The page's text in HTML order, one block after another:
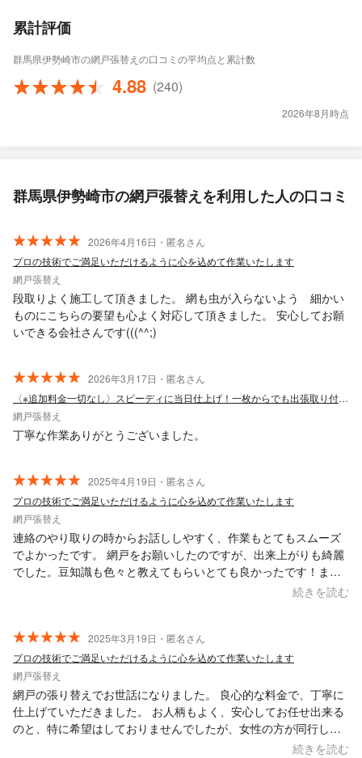
累計評価
群馬県伊勢崎市の網戸張替えの口コミの平均点と累計数
4.88 (240)
2026年8月時点
群馬県伊勢崎市の網戸張替えを利用した人の口コミ
2026年4月16日・匿名さん
プロの技術でご満足いただけるように心を込めて作業いたします
網戸張替え
段取りよく施工して頂きました。 網も虫が入らないよう 細かい
ものにこちらの要望も心よく対応して頂きました。 安心してお願
いできる会社さんです(((^^;)
2026年3月17日・匿名さん
〈※追加料金一切なし〉スピーディに当日仕上げ！一枚からでも出張取り付け致します！
網戸張替え
丁寧な作業ありがとうございました。
2025年4月19日・匿名さん
プロの技術でご満足いただけるように心を込めて作業いたします
網戸張替え
連絡のやり取りの時からお話ししやすく、作業もとてもスムーズ
でよかったです。 網戸をお願いしたのですが、出来上がりも綺麗
でした。豆知識も色々と教えてもらいとても良かったです！また
続きを読む
2025年3月19日・匿名さん
プロの技術でご満足いただけるように心を込めて作業いたします
網戸張替え
網戸の張り替えでお世話になりました。 良心的な料金で、丁寧に
仕上げていただきました。 お人柄もよく、安心してお任せ出来る
のと、特に希望はしておりませんでしたが、女性の方が同行して
いたので、男性のみだと不安という女性の方にもおすすめです。
続きを読む